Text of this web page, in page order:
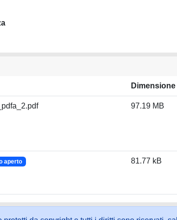
Dimensione
97.19 MB
aperto 81.77 kB